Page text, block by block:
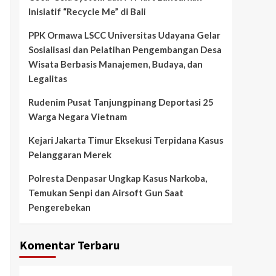
Inisiatif “Recycle Me” di Bali
PPK Ormawa LSCC Universitas Udayana Gelar
Sosialisasi dan Pelatihan Pengembangan Desa
Wisata Berbasis Manajemen, Budaya, dan
Legalitas
Rudenim Pusat Tanjungpinang Deportasi 25
Warga Negara Vietnam
Kejari Jakarta Timur Eksekusi Terpidana Kasus
Pelanggaran Merek
Polresta Denpasar Ungkap Kasus Narkoba,
Temukan Senpi dan Airsoft Gun Saat
Pengerebekan
Komentar Terbaru